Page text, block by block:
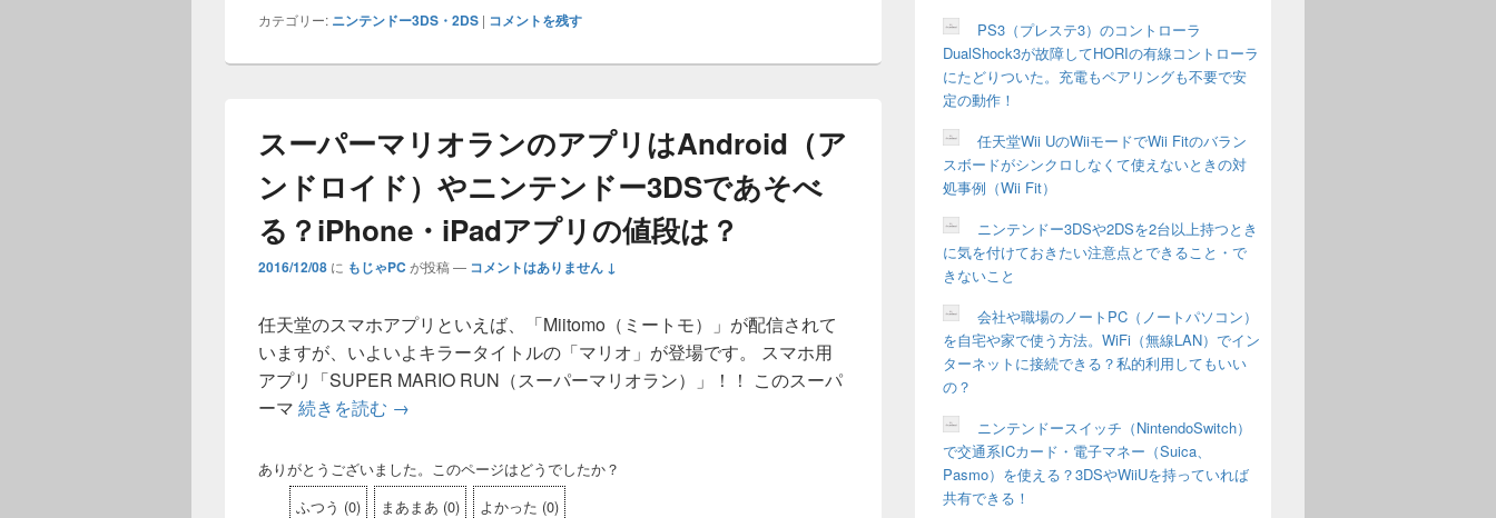
カテゴリー: ニンテンドー3DS・2DS | コメントを残す
スーパーマリオランのアプリはAndroid（ア
ンドロイド）やニンテンドー3DSであそべ
る？iPhone・iPadアプリの値段は？
2016/12/08 に もじゃPC が投稿 — コメントはありません ↓
任天堂のスマホアプリといえば、「Miitomo（ミートモ）」が配信されて
いますが、いよいよキラータイトルの「マリオ」が登場です。 スマホ用
アプリ「SUPER MARIO RUN（スーパーマリオラン）」！！ このスーパ
ーマ 続きを読む スーパーマリオランのアプリはAndroid（アンドロイド）やニンテンドー3DSであそべる？iPhone・iPadアプリの値段は？
→
ありがとうございました。このページはどうでしたか？
ふつう (0) まあまあ (0) よかった (0)
PS3（プレステ3）のコントローラ
DualShock3が故障してHORIの有線コントローラ
にたどりついた。充電もペアリングも不要で安
定の動作！
任天堂Wii UのWiiモードでWii Fitのバラン
スボードがシンクロしなくて使えないときの対
処事例（Wii Fit）
ニンテンドー3DSや2DSを2台以上持つとき
に気を付けておきたい注意点とできること・で
きないこと
会社や職場のノートPC（ノートパソコン）
を自宅や家で使う方法。WiFi（無線LAN）でイン
ターネットに接続できる？私的利用してもいい
の？
ニンテンドースイッチ（NintendoSwitch）
で交通系ICカード・電子マネー（Suica、
Pasmo）を使える？3DSやWiiUを持っていれば
共有できる！